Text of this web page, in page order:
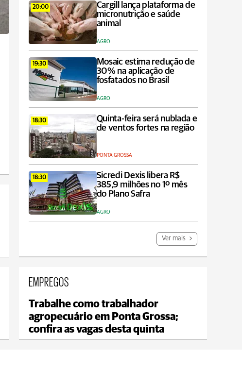
20:00
Cargill lança plataforma de
micronutrição e saúde
animal
AGRO
19:30
Mosaic estima redução de
30% na aplicação de
fosfatados no Brasil
AGRO
18:30
Quinta-feira será nublada e
de ventos fortes na região
PONTA GROSSA
18:30
Sicredi Dexis libera R$
385,9 milhões no 1º mês
do Plano Safra
AGRO
Ver mais
Jaguariaíva
max 21°C min 20°C
EMPREGOS
Trabalhe como trabalhador
agropecuário em Ponta Grossa;
confira as vagas desta quinta